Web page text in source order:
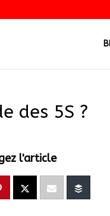
des 5S ?
l'article